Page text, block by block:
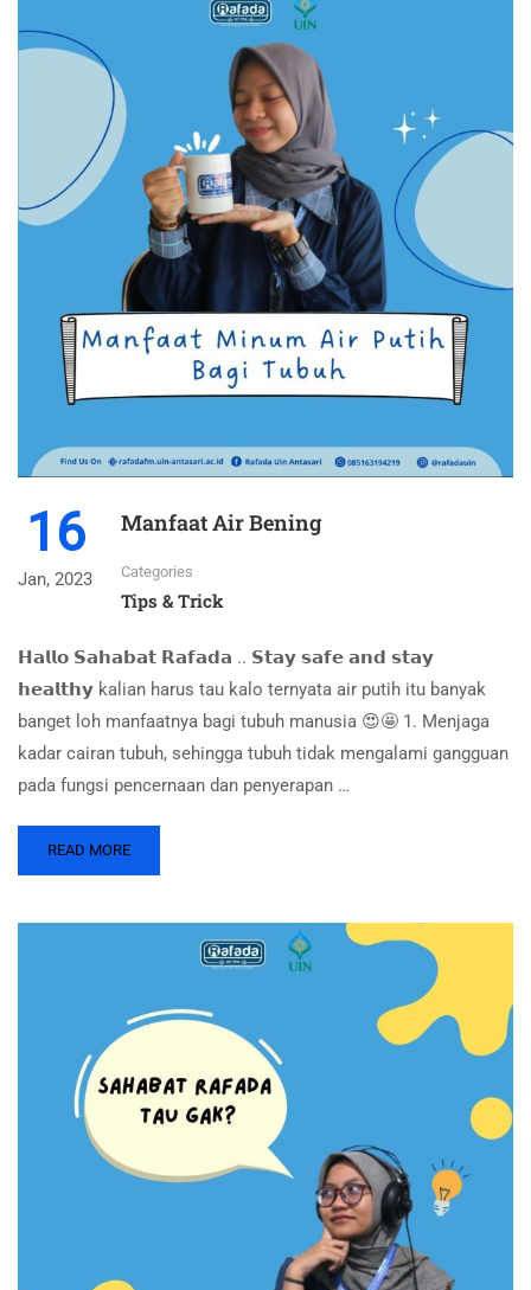
16
Jan, 2023
Manfaat Air Bening
Categories
Tips & Trick
𝗛𝗮𝗹𝗹𝗼 𝗦𝗮𝗵𝗮𝗯𝗮𝘁 𝗥𝗮𝗳𝗮𝗱𝗮 .. 𝗦𝘁𝗮𝘆 𝘀𝗮𝗳𝗲 𝗮𝗻𝗱 𝘀𝘁𝗮𝘆
𝗵𝗲𝗮𝗹𝘁𝗵𝘆 kalian harus tau kalo ternyata air putih itu banyak
banget loh manfaatnya bagi tubuh manusia 😍🤩 1. Menjaga
kadar cairan tubuh, sehingga tubuh tidak mengalami gangguan
pada fungsi pencernaan dan penyerapan …
READ MORE